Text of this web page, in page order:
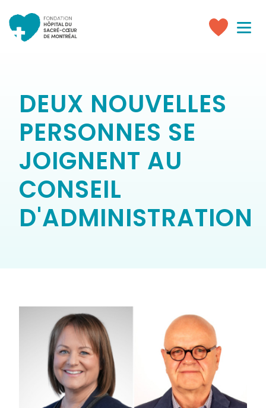
Faire
Toggle
DEUX NOUVELLES
PERSONNES SE
JOIGNENT AU
CONSEIL
D'ADMINISTRATION